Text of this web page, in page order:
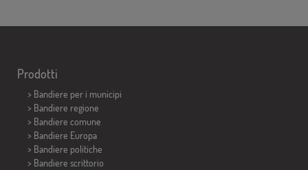
Prodotti
> Bandiere per i municipi
> Bandiere regione
> Bandiere comune
> Bandiere Europa
> Bandiere politiche
> Bandiere scrittorio